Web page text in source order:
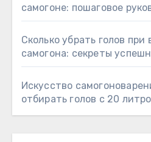
самогоне: пошаговое
Сколько убрать голов при
самогона: секреты
Искусство
отбирать голов с 20